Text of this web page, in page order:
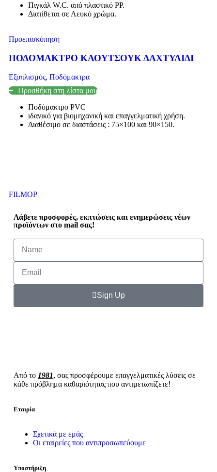
Πιγκάλ W.C. από πλαστικό PP.
Διατίθεται σε Λευκό χρώμα.
Προεπισκόπηση
ΠΟΔΟΜΑΚΤΡΟ ΚΑΟΥΤΣΟΥΚ ΔΑΧΤΥΛΙΔΙ
Εξοπλισμός, Ποδόμακτρα
Προσθήκη στη λίστα μου
Ποδόμακτρο PVC
ιδανικό για βιομηχανική και επαγγελματική χρήση.
Διαθέσιμο σε διαστάσεις : 75×100 και 90×150.
FILMOP
Λάβετε προσφορές, εκπτώσεις και ενημερώσεις νέων
προϊόντων στο mail σας!
Sign Up
Από το 1981, σας προσφέρουμε επαγγελματικές λύσεις σε
κάθε πρόβλημα καθαριότητας που αντιμετωπίζετε!
Εταιρία
Σχετικά με εμάς
Οι εταιρείες που αντιπροσωπεύουμε
Υποστήριξη